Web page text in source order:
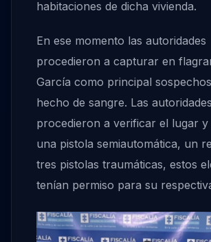
habitaciones de dicha vivienda.
En ese momento las autoridades
procedieron a capturar en
García como principal
hecho de sangre. Las autoridades
procedieron a verificar el lugar
una pistola semiautomática, un
tres pistolas traumáticas, estos
tenían permiso para su